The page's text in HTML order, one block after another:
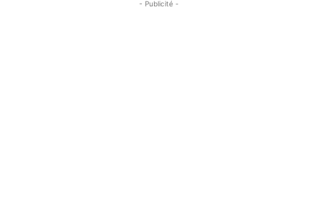
- Publicité -